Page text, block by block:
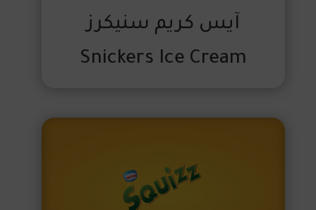
آيس كريم سنيكرز
Snickers Ice Cream